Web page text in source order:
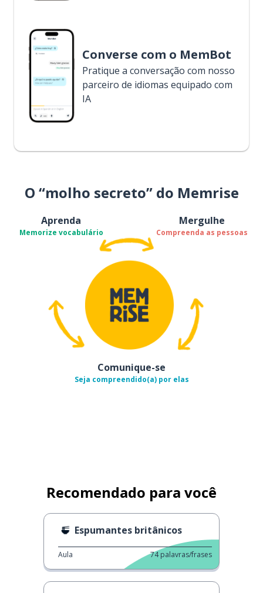
Converse com o MemBot
Pratique a conversação com nosso
parceiro de idiomas equipado com
IA
O “molho secreto” do Memrise
Aprenda
Memorize vocabulário
Mergulhe
Compreenda as pessoas
Comunique-se
Seja compreendido(a) por elas
Recomendado para você
Espumantes britânicos
Aula 74 palavras/frases